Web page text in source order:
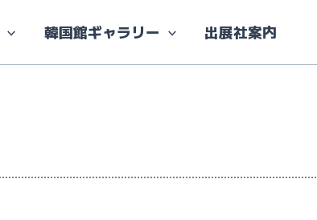
韓国館ギャラリー 出展社案内